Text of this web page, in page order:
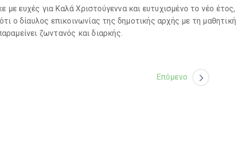
ευχές για Καλά Χριστούγεννα και ευτυχισμένο το νέο έτος,
ο δίαυλος επικοινωνίας της δημοτικής αρχής με τη μαθητική
ζωντανός και διαρκής.
Επόμενο